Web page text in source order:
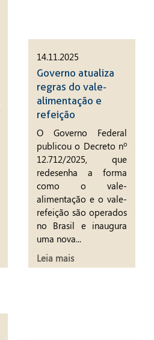
14.11.2025
Governo atualiza
regras do vale-
alimentação e
refeição
O Governo Federal
publicou o Decreto nº
12.712/2025, que
redesenha a forma
como o vale-
alimentação e o vale-
refeição são operados
no Brasil e inaugura
uma nova...
Leia mais